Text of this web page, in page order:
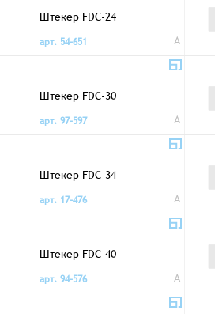
Штекер FDC-24
арт. 54-651
A
Штекер FDC-30
арт. 97-597
A
Штекер FDC-34
арт. 17-476
A
Штекер FDC-40
арт. 94-576
A